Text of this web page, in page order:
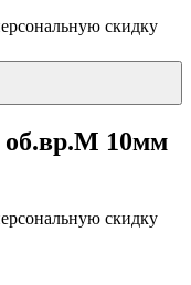
скидку
об.вр.М 10мм
скидку